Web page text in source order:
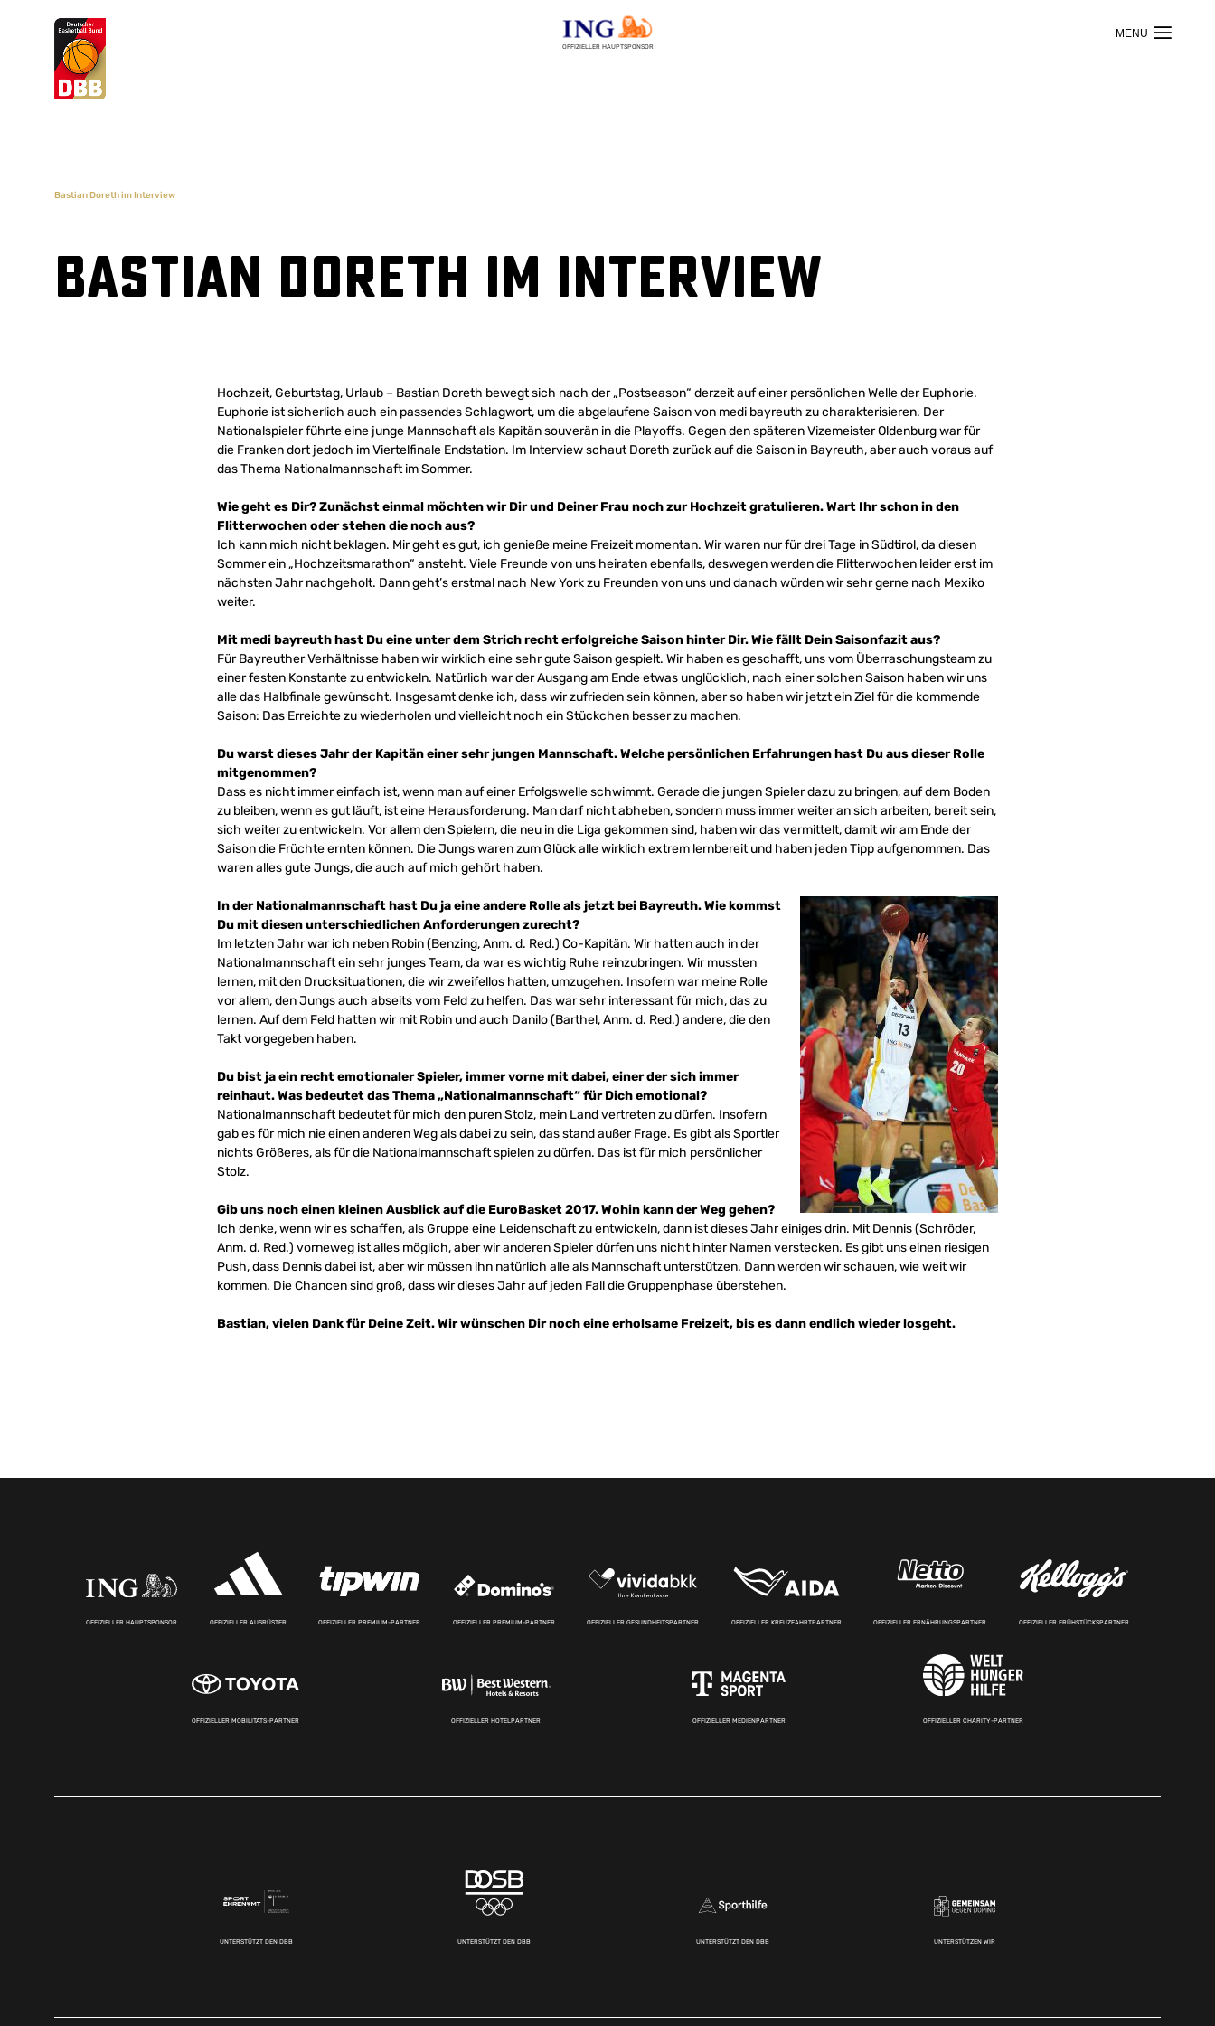
OFFIZIELLER HAUPTSPONSOR
Suchvorschläge
Bastian Doreth im Interview
Bastian Doreth im Interview
Hochzeit, Geburtstag, Urlaub – Bastian Doreth bewegt sich nach der „Postseason“ derzeit auf einer persönlichen Welle der Euphorie.
Euphorie ist sicherlich auch ein passendes Schlagwort, um die abgelaufene Saison von medi bayreuth zu charakterisieren. Der
Nationalspieler führte eine junge Mannschaft als Kapitän souverän in die Playoffs. Gegen den späteren Vizemeister Oldenburg war für
die Franken dort jedoch im Viertelfinale Endstation. Im Interview schaut Doreth zurück auf die Saison in Bayreuth, aber auch voraus auf
das Thema Nationalmannschaft im Sommer.
Wie geht es Dir? Zunächst einmal möchten wir Dir und Deiner Frau noch zur Hochzeit gratulieren. Wart Ihr schon in den
Flitterwochen oder stehen die noch aus?
Ich kann mich nicht beklagen. Mir geht es gut, ich genieße meine Freizeit momentan. Wir waren nur für drei Tage in Südtirol, da diesen
Sommer ein „Hochzeitsmarathon“ ansteht. Viele Freunde von uns heiraten ebenfalls, deswegen werden die Flitterwochen leider erst im
nächsten Jahr nachgeholt. Dann geht’s erstmal nach New York zu Freunden von uns und danach würden wir sehr gerne nach Mexiko
weiter.
Mit medi bayreuth hast Du eine unter dem Strich recht erfolgreiche Saison hinter Dir. Wie fällt Dein Saisonfazit aus?
Für Bayreuther Verhältnisse haben wir wirklich eine sehr gute Saison gespielt. Wir haben es geschafft, uns vom Überraschungsteam zu
einer festen Konstante zu entwickeln. Natürlich war der Ausgang am Ende etwas unglücklich, nach einer solchen Saison haben wir uns
alle das Halbfinale gewünscht. Insgesamt denke ich, dass wir zufrieden sein können, aber so haben wir jetzt ein Ziel für die kommende
Saison: Das Erreichte zu wiederholen und vielleicht noch ein Stückchen besser zu machen.
Du warst dieses Jahr der Kapitän einer sehr jungen Mannschaft. Welche persönlichen Erfahrungen hast Du aus dieser Rolle
mitgenommen?
Dass es nicht immer einfach ist, wenn man auf einer Erfolgswelle schwimmt. Gerade die jungen Spieler dazu zu bringen, auf dem Boden
zu bleiben, wenn es gut läuft, ist eine Herausforderung. Man darf nicht abheben, sondern muss immer weiter an sich arbeiten, bereit sein,
sich weiter zu entwickeln. Vor allem den Spielern, die neu in die Liga gekommen sind, haben wir das vermittelt, damit wir am Ende der
Saison die Früchte ernten können. Die Jungs waren zum Glück alle wirklich extrem lernbereit und haben jeden Tipp aufgenommen. Das
waren alles gute Jungs, die auch auf mich gehört haben.
In der Nationalmannschaft hast Du ja eine andere Rolle als jetzt bei Bayreuth. Wie kommst
Du mit diesen unterschiedlichen Anforderungen zurecht?
Im letzten Jahr war ich neben Robin (Benzing, Anm. d. Red.) Co-Kapitän. Wir hatten auch in der
Nationalmannschaft ein sehr junges Team, da war es wichtig Ruhe reinzubringen. Wir mussten
lernen, mit den Drucksituationen, die wir zweifellos hatten, umzugehen. Insofern war meine Rolle
vor allem, den Jungs auch abseits vom Feld zu helfen. Das war sehr interessant für mich, das zu
lernen. Auf dem Feld hatten wir mit Robin und auch Danilo (Barthel, Anm. d. Red.) andere, die den
Takt vorgegeben haben.
Du bist ja ein recht emotionaler Spieler, immer vorne mit dabei, einer der sich immer
reinhaut. Was bedeutet das Thema „Nationalmannschaft“ für Dich emotional?
Nationalmannschaft bedeutet für mich den puren Stolz, mein Land vertreten zu dürfen. Insofern
gab es für mich nie einen anderen Weg als dabei zu sein, das stand außer Frage. Es gibt als Sportler
nichts Größeres, als für die Nationalmannschaft spielen zu dürfen. Das ist für mich persönlicher
Stolz.
Gib uns noch einen kleinen Ausblick auf die EuroBasket 2017. Wohin kann der Weg gehen?
Ich denke, wenn wir es schaffen, als Gruppe eine Leidenschaft zu entwickeln, dann ist dieses Jahr einiges drin. Mit Dennis (Schröder,
Anm. d. Red.) vorneweg ist alles möglich, aber wir anderen Spieler dürfen uns nicht hinter Namen verstecken. Es gibt uns einen riesigen
Push, dass Dennis dabei ist, aber wir müssen ihn natürlich alle als Mannschaft unterstützen. Dann werden wir schauen, wie weit wir
kommen. Die Chancen sind groß, dass wir dieses Jahr auf jeden Fall die Gruppenphase überstehen.
Bastian, vielen Dank für Deine Zeit. Wir wünschen Dir noch eine erholsame Freizeit, bis es dann endlich wieder losgeht.
OFFIZIELLER HAUPTSPONSOR OFFIZIELLER AUSRÜSTER OFFIZIELLER PREMIUM-PARTNER OFFIZIELLER PREMIUM-PARTNER OFFIZIELLER GESUNDHEITSPARTNER OFFIZIELLER KREUZFAHRTPARTNER OFFIZIELLER ERNÄHRUNGSPARTNER OFFIZIELLER FRÜHSTÜCKSPARTNER
OFFIZIELLER MOBILITÄTS-PARTNER OFFIZIELLER HOTELPARTNER OFFIZIELLER MEDIENPARTNER OFFIZIELLER CHARITY-PARTNER
UNTERSTÜTZT DEN DBB UNTERSTÜTZT DEN DBB UNTERSTÜTZT DEN DBB UNTERSTÜTZEN WIR